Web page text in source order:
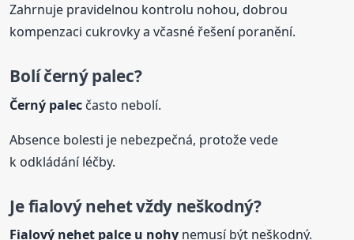
Zahrnuje pravidelnou kontrolu nohou, dobrou
kompenzaci cukrovky a včasné řešení poranění.
Bolí černýpalec?
Černý palec často nebolí.
Absence bolesti je nebezpečná, protože vede
k odkládání léčby.
Je fialový nehet vždy neškodný?
Fialový nehet palce u nohy nemusí být neškodný.